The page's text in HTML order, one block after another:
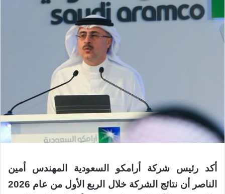
أكد رئيس شركة أرامكو السعودية المهندس أمين
الناصر أن نتائج الشركة خلال الربع الأول من عام 2026